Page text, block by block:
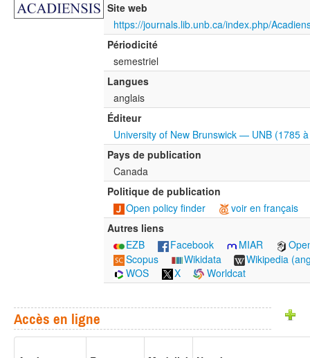
Site web
https://journals.lib.unb.ca/index.php/
Périodicité
semestriel
Langues
anglais
Éditeur
University of New Brunswick — UNB (1785
Pays de publication
Canada
Politique de publication
Open policy finder
voir en français
Autres liens
EZB
Facebook MIAR
Scopus
Wikidata
Wikipedia
WOS
X Worldcat
Accès en ligne